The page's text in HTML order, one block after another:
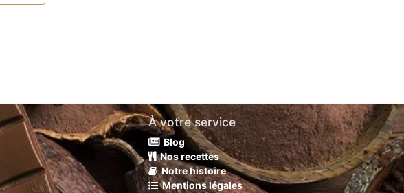
À votre service
Blog
Nos recettes
Notre histoire
Mentions légales